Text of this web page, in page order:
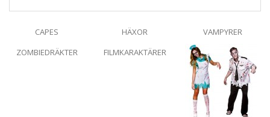
CAPES HÄXOR
VAMPYRER
ZOMBIEDRÄKTER
FILMKARAKTÄRER